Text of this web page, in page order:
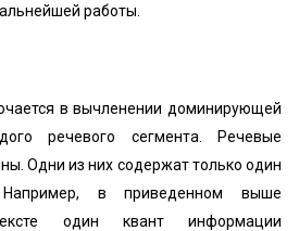
работы.
в вычленении доминирующей
речевого сегмента. Речевые
Одни из них содержат только один
в приведенном выше
один квант информации